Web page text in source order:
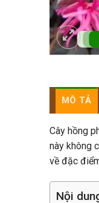
MÔ TẢ
Cây hồng
này không
về đặc
Nội